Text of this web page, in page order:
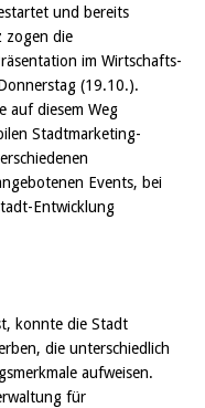
und bereits
zogen die
im Wirtschafts-
(19.10.).
auf diesem Weg
Stadtmarketing-
Events, bei
Entwicklung
konnte die Stadt
die unterschiedlich
aufweisen.
für